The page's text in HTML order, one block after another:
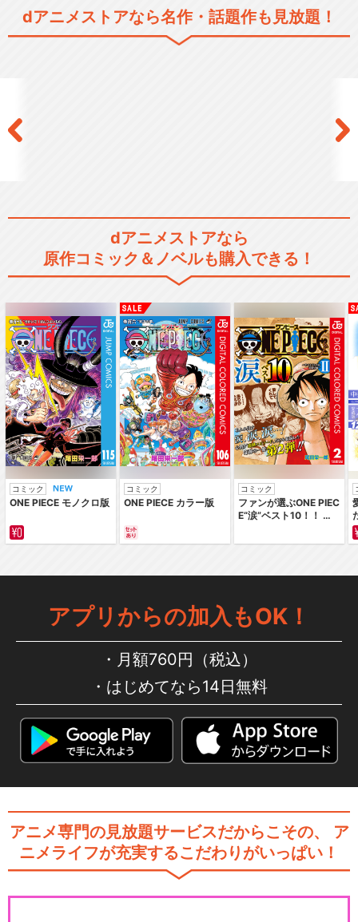
dアニメストアなら名作・話題作も見放題！
dアニメストアなら
原作コミック＆ノベルも購入できる！
コミック
ONE PIECE モノクロ版
コミック
ONE PIECE カラー版
コミック
ファンが選ぶONE PIEC
E“涙”ベスト10！！ ～
編～ カラー版
アプリからの加入もOK！
月額760円（税込）
はじめてなら14日無料
アニメ専門の見放題サービスだからこその、
ア
ニメライフが充実するこだわりがいっぱい！